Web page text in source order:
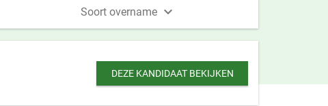
Soort overname 
DEZE KANDIDAAT BEKIJKEN